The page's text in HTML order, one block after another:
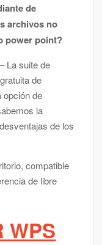
de
archivos no
power point?
La suite de
de
opción de
la
de los
compatible
de libre
WPS